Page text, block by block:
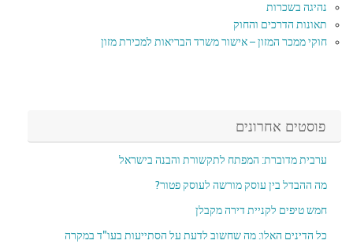
נהיגה בשכרות
תאונות הדרכים והחוק
חוקי ממכר המזון – אישור משרד הבריאות למכירת מזון
פוסטים אחרונים
ערבית מדוברת: המפתח לתקשורת והבנה בישראל
מה ההבדל בין עוסק מורשה לעוסק פטור?
חמש טיפים לקניית דירה מקבלן
כל הדינים האלו: מה שחשוב לדעת על הסתייעות בעו"ד במקרה